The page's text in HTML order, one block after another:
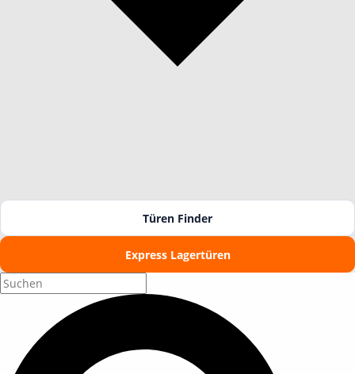
Türen Finder
Express Lagertüren